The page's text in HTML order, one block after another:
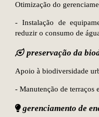
Otimização do
- Instalação de
reduzir o consumo de
preservação da
Apoio à biodiversidade
- Manutenção de terraços
gerenciamento de